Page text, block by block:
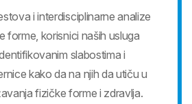
i interdisciplinarne analize
forme, korisnici naših usluga
slabostima i
kako da na njih da utiču u
fizičke forme i zdravlja.